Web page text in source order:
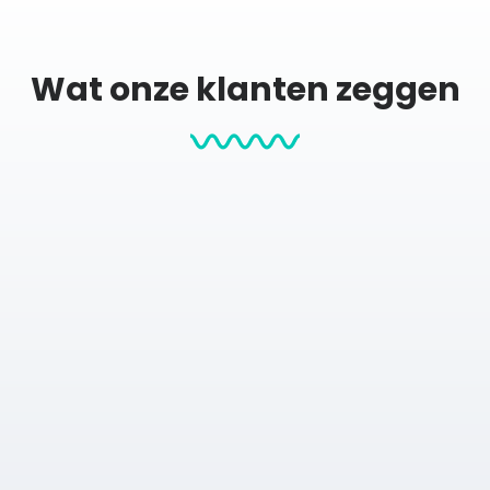
Wat onze klanten zeggen